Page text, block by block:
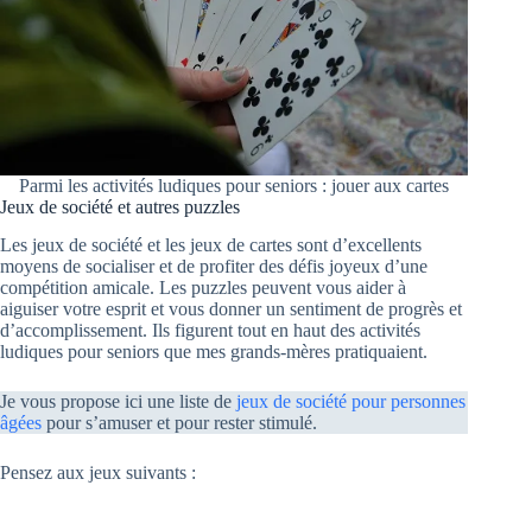
Parmi les activités ludiques pour seniors : jouer aux cartes
Jeux de société et autres puzzles
Les jeux de société et les jeux de cartes sont d’excellents
moyens de socialiser et de profiter des défis joyeux d’une
compétition amicale. Les puzzles peuvent vous aider à
aiguiser votre esprit et vous donner un sentiment de progrès et
d’accomplissement. Ils figurent tout en haut des activités
ludiques pour seniors que mes grands-mères pratiquaient.
Je vous propose ici une liste de jeux de société pour personnes
âgées pour s’amuser et pour rester stimulé.
Pensez aux jeux suivants :